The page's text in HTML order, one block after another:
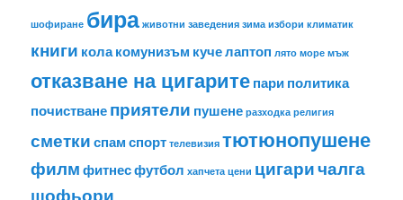
шофиране бира животни заведения зима избори климатик
книги колакомунизъм кучелаптоп лято море мъж
отказване на цигаритепариполитика
почистванеприятели пушене разходка религия
сметкиспамспорт телевизия тютюнопушене
филмфитнесфутбол хапчета цени цигаричалга